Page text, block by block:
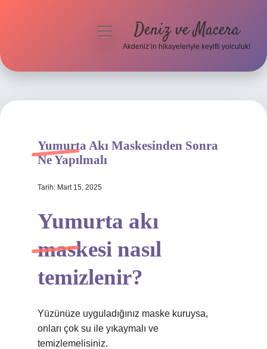
Hakkımızda
menüyü Deniz ve Macera
Akdeniz’in hikayeleriyle keyifli yolculuk!
Yumurta Akı Maskesinden Sonra
Ne Yapılmalı
Tarih: Mart 15, 2025
Yumurta akı
maskesi nasıl
temizlenir?
Yüzünüze uyguladığınız maske kuruysa,
onları çok su ile yıkaymalı ve
temizlemelisiniz.